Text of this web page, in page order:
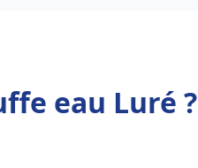
eau Luré ?